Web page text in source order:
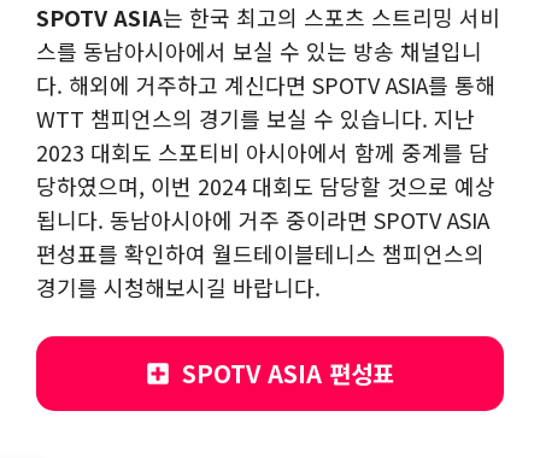
SPOTV ASIA는 한국 최고의 스포츠 스트리밍 서비
스를 동남아시아에서 보실 수 있는 방송 채널입니
다. 해외에 거주하고 계신다면 SPOTV ASIA를 통해
WTT 챔피언스의 경기를 보실 수 있습니다. 지난
2023 대회도 스포티비 아시아에서 함께 중계를 담
당하였으며, 이번 2024 대회도 담당할 것으로 예상
됩니다. 동남아시아에 거주 중이라면 SPOTV ASIA
편성표를 확인하여 월드테이블테니스 챔피언스의
경기를 시청해보시길 바랍니다.
SPOTV ASIA 편성표